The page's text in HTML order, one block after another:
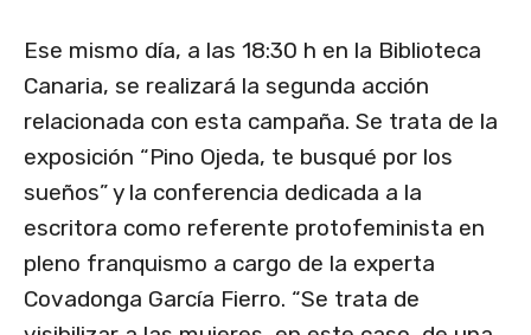
Ese mismo día, a las 18:30 h en la Biblioteca
Canaria, se realizará la segunda acción
relacionada con esta campaña. Se trata de la
exposición “Pino Ojeda, te busqué por los
sueños” y la conferencia dedicada a la
escritora como referente protofeminista en
pleno franquismo a cargo de la experta
Covadonga García Fierro. “Se trata de